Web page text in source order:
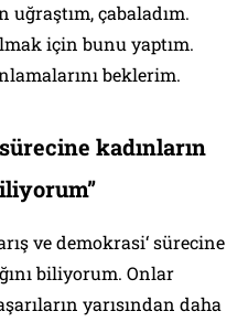
çabaladım.
için bunu yaptım.
beklerim.
kadınların
ve demokrasi‘ sürecine
biliyorum. Onlar
yarısından daha